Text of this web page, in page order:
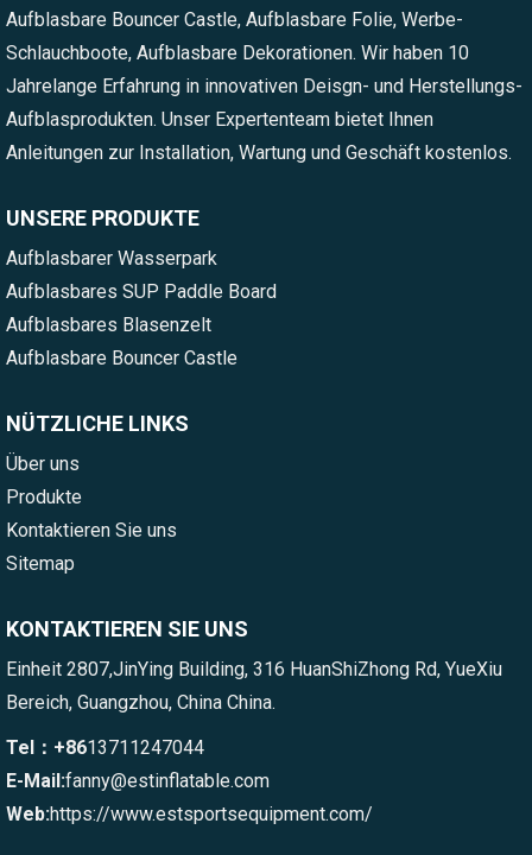
Aufblasbare Bouncer Castle, Aufblasbare Folie, Werbe-
Schlauchboote, Aufblasbare Dekorationen. Wir haben 10
Jahrelange Erfahrung in innovativen Deisgn- und Herstellungs-
Aufblasprodukten. Unser Expertenteam bietet Ihnen
Anleitungen zur Installation, Wartung und Geschäft kostenlos.
UNSERE PRODUKTE
Aufblasbarer Wasserpark
Aufblasbares SUP Paddle Board
Aufblasbares Blasenzelt
Aufblasbare Bouncer Castle
NÜTZLICHE LINKS
Über uns
Produkte
Kontaktieren Sie uns
Sitemap
KONTAKTIEREN SIE UNS
Einheit 2807,JinYing Building, 316 HuanShiZhong Rd, YueXiu
Bereich, Guangzhou, China China.
Tel：+8613711247044
E-Mail:fanny@estinflatable.com
Web:https://www.estsportsequipment.com/